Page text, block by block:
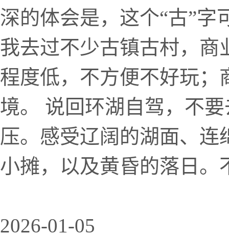
深的体会是，这个“古”
我去过不少古镇古村，商
程度低，不方便不好玩；
境。 说回环湖自驾，不
压。感受辽阔的湖面、
小摊，以及黄昏的落日。
2026-01-05